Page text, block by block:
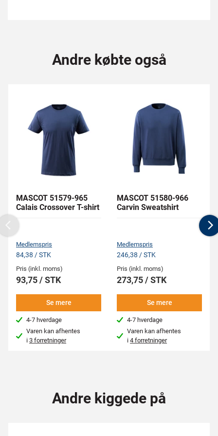
Andre købte også
MASCOT 51579-965
Calais Crossover T-shirt
Medlemspris
84,38 / STK
Pris (inkl. moms)
93,75 / STK
Se mere
4-7 hverdage
Varen kan afhentes
i3 forretninger
MASCOT 51580-966
Carvin Sweatshirt
Medlemspris
246,38 / STK
Pris (inkl. moms)
273,75 / STK
Se mere
4-7 hverdage
Varen kan afhentes
i4 forretninger
Previous
Andre kiggede på